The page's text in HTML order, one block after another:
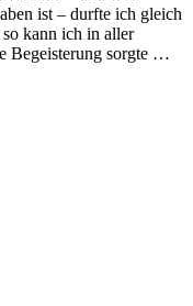
ist – durfte ich gleich
kann ich in aller
Begeisterung sorgte …